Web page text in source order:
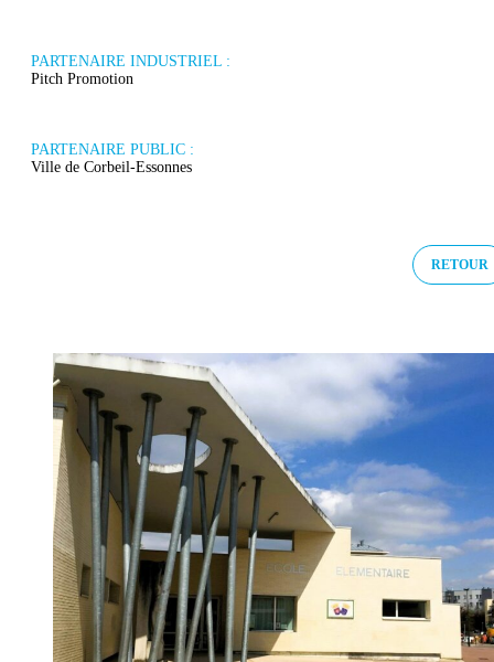
PARTENAIRE INDUSTRIEL :
Pitch Promotion
PARTENAIRE PUBLIC :
Ville de Corbeil-Essonnes
RETOUR